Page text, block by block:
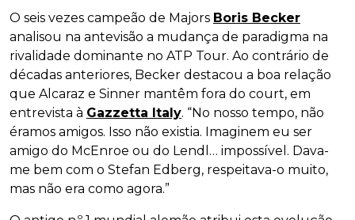
O seis vezes campeão de Majors Boris Becker
analisou na antevisão a mudança de paradigma na
rivalidade dominante no ATP Tour. Ao contrário de
décadas anteriores, Becker destacou a boa relação
que Alcaraz e Sinner mantêm fora do court, em
entrevista à Gazzetta Italy. “No nosso tempo, não
éramos amigos. Isso não existia. Imaginem eu ser
amigo do McEnroe ou do Lendl… impossível. Dava-
me bem com o Stefan Edberg, respeitava-o muito,
mas não era como agora.”